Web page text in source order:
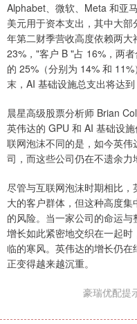
Alphabet、微软、Meta 和亚
美元用于资本支出，其中大
年第二财季营收高度依赖两
23%，"客户 B "占 16%，两
的 25%（分别为 14% 和
末，AI 基础设施总支出将达到
晨星高级股票分析师 Brian
英伟达的 GPU 和 AI 基础设
联网泡沫不同的是，如今英
司，而这些公司仍在不遗余力
尽管与互联网泡沫时期相比
大的客户群体，但这种高度
的风险。当一家公司的命运
增长如此紧密地交织在一起
临的寒风。英伟达的增长仍
正变得越来越沉重。
豪瑞优配提